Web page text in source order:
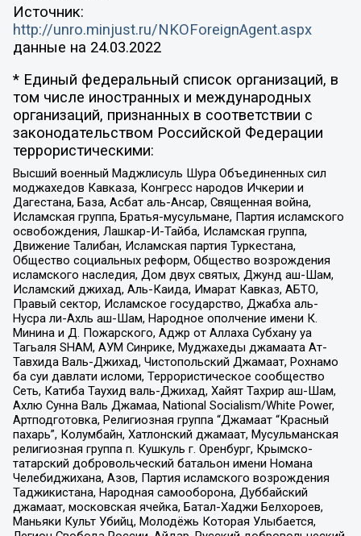
Источник:
http://unro.minjust.ru/NKOForeignAgent.aspx
данные на 24.03.2022
* Единый федеральный список организаций, в
том числе иностранных и международных
организаций, признанных в соответствии с
законодательством Российской Федерации
террористическими:
Высший военный Маджлисуль Шура Объединенных сил
моджахедов Кавказа, Конгресс народов Ичкерии и
Дагестана, База, Асбат аль-Ансар, Священная война,
Исламская группа, Братья-мусульмане, Партия исламского
освобождения, Лашкар-И-Тайба, Исламская группа,
Движение Талибан, Исламская партия Туркестана,
Общество социальных реформ, Общество возрождения
исламского наследия, Дом двух святых, Джунд аш-Шам,
Исламский джихад, Аль-Каида, Имарат Кавказ, АБТО,
Правый сектор, Исламское государство, Джабха аль-
Нусра ли-Ахль аш-Шам, Народное ополчение имени К.
Минина и Д. Пожарского, Аджр от Аллаха Субхану уа
Тагьаля SHAM, АУМ Синрике, Муджахеды джамаата Ат-
Тавхида Валь-Джихад, Чистопольский Джамаат, Рохнамо
ба суи давлати исломи, Террористическое сообщество
Сеть, Катиба Таухид валь-Джихад, Хайят Тахрир аш-Шам,
Ахлю Сунна Валь Джамаа, National Socialism/White Power,
Артподготовка, Религиозная группа “Джамаат “Красный
пахарь”, Колумбайн, Хатлонский джамаат, Мусульманская
религиозная группа п. Кушкуль г. Оренбург, Крымско-
татарский добровольческий батальон имени Номана
Челебиджихана, Азов, Партия исламского возрождения
Таджикистана, Народная самооборона, Дуббайский
джамаат, московская ячейка, Батал-Хаджи Белхороев,
Маньяки Культ Убийц, Молодёжь Которая Улыбается,